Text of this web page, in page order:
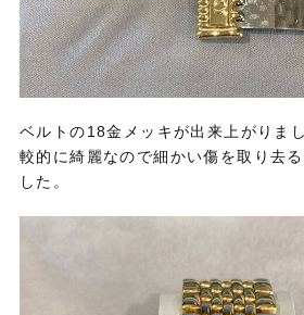
ベルトの18金メッキが出来上がりま
較的に綺麗なので細かい傷を取り去
した。